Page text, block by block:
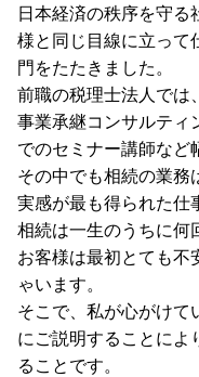
日本経済の秩序を守る
様と同じ目線に立って
門をたたきました。
前職の税理士法人では
事業承継コンサルティ
でのセミナー講師など
その中でも相続の業務
実感が最も得られた仕
相続は一生のうちに何
お客様は最初とても不
ゃいます。
そこで、私が心がけて
にご説明することによ
ることです。